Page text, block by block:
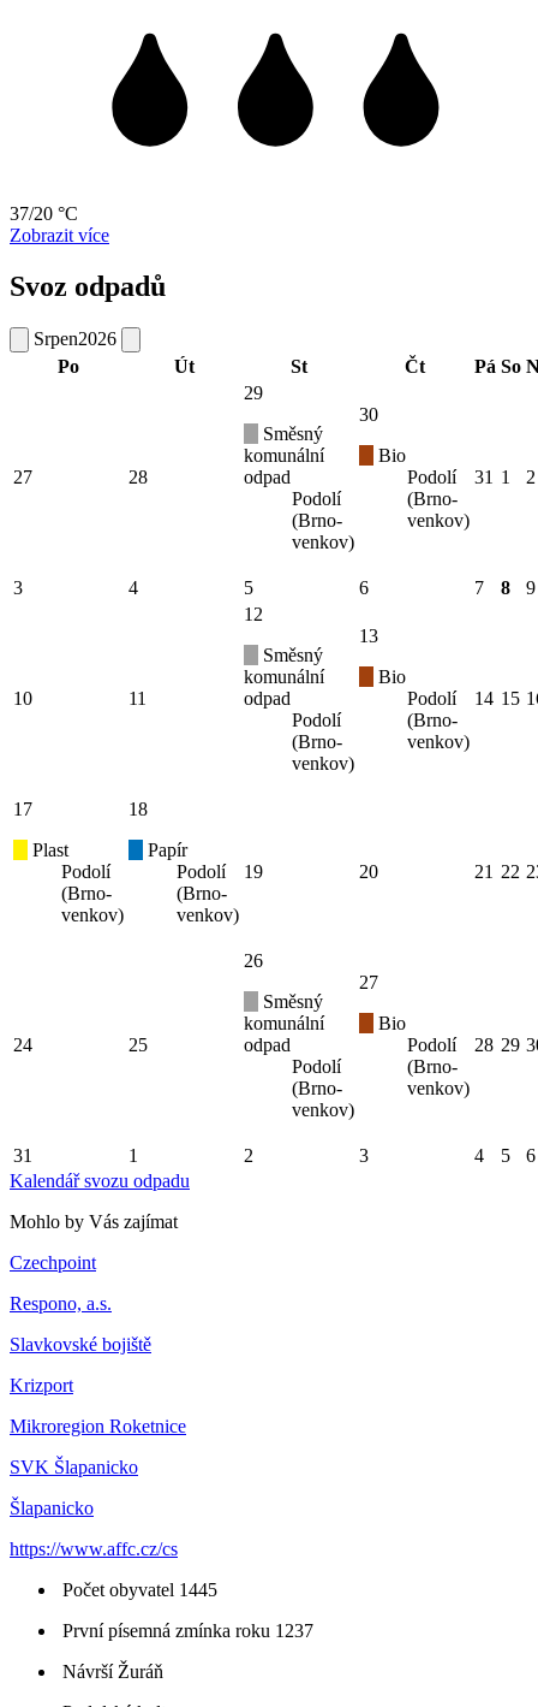
37/20 °C
Zobrazit více
Svoz odpadů
Srpen2026
Po
Út St Čt Pá So
27 28
29
Směsný
komunální
odpad
Podolí
(Brno-
venkov)
30
Bio
Podolí
(Brno-
venkov)
31 1 2
3 4 5 6 7 8 9
10 11
12
Směsný
komunální
odpad
Podolí
(Brno-
venkov)
13
Bio
Podolí
(Brno-
venkov)
14 15
17
Plast
Podolí
(Brno-
venkov)
18
Papír
Podolí
(Brno-
venkov)
19 20 21 22
24 25
26
Směsný
komunální
odpad
Podolí
(Brno-
venkov)
27
Bio
Podolí
(Brno-
venkov)
28 29
31 1 2 3 4 5
6
Kalendář svozu odpadu
Mohlo by Vás zajímat
Czechpoint
Respono, a.s.
Slavkovské bojiště
Krizport
Mikroregion Roketnice
SVK Šlapanicko
Šlapanicko
https://www.affc.cz/cs
Počet obyvatel 1445
První písemná zmínka roku 1237
Návrší Žuráň